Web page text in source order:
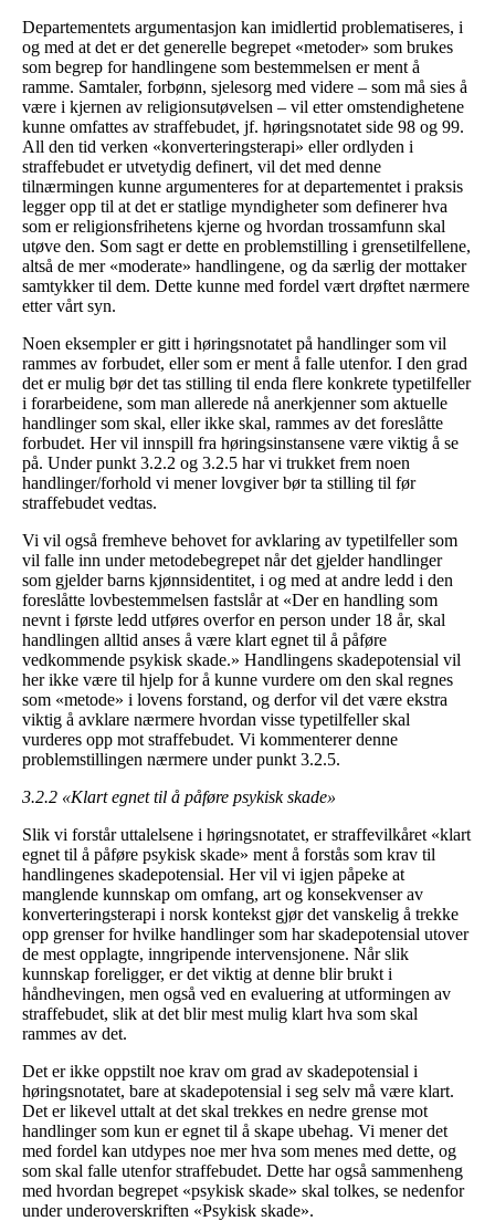
Departementets argumentasjon kan imidlertid problematiseres, i
og med at det er det generelle begrepet «metoder» som brukes
som begrep for handlingene som bestemmelsen er ment å
ramme. Samtaler, forbønn, sjelesorg med videre – som må sies å
være i kjernen av religionsutøvelsen – vil etter omstendighetene
kunne omfattes av straffebudet, jf. høringsnotatet side 98 og 99.
All den tid verken «konverteringsterapi» eller ordlyden i
straffebudet er utvetydig definert, vil det med denne
tilnærmingen kunne argumenteres for at departementet i praksis
legger opp til at det er statlige myndigheter som definerer hva
som er religionsfrihetens kjerne og hvordan trossamfunn skal
utøve den. Som sagt er dette en problemstilling i grensetilfellene,
altså de mer «moderate» handlingene, og da særlig der mottaker
samtykker til dem. Dette kunne med fordel vært drøftet nærmere
etter vårt syn.
Noen eksempler er gitt i høringsnotatet på handlinger som vil
rammes av forbudet, eller som er ment å falle utenfor. I den grad
det er mulig bør det tas stilling til enda flere konkrete typetilfeller
i forarbeidene, som man allerede nå anerkjenner som aktuelle
handlinger som skal, eller ikke skal, rammes av det foreslåtte
forbudet. Her vil innspill fra høringsinstansene være viktig å se
på. Under punkt 3.2.2 og 3.2.5 har vi trukket frem noen
handlinger/forhold vi mener lovgiver bør ta stilling til før
straffebudet vedtas.
Vi vil også fremheve behovet for avklaring av typetilfeller som
vil falle inn under metodebegrepet når det gjelder handlinger
som gjelder barns kjønnsidentitet, i og med at andre ledd i den
foreslåtte lovbestemmelsen fastslår at «Der en handling som
nevnt i første ledd utføres overfor en person under 18 år, skal
handlingen alltid anses å være klart egnet til å påføre
vedkommende psykisk skade.» Handlingens skadepotensial vil
her ikke være til hjelp for å kunne vurdere om den skal regnes
som «metode» i lovens forstand, og derfor vil det være ekstra
viktig å avklare nærmere hvordan visse typetilfeller skal
vurderes opp mot straffebudet. Vi kommenterer denne
problemstillingen nærmere under punkt 3.2.5.
3.2.2 «Klart egnet til å påføre psykisk skade»
Slik vi forstår uttalelsene i høringsnotatet, er straffevilkåret «klart
egnet til å påføre psykisk skade» ment å forstås som krav til
handlingenes skadepotensial. Her vil vi igjen påpeke at
manglende kunnskap om omfang, art og konsekvenser av
konverteringsterapi i norsk kontekst gjør det vanskelig å trekke
opp grenser for hvilke handlinger som har skadepotensial utover
de mest opplagte, inngripende intervensjonene. Når slik
kunnskap foreligger, er det viktig at denne blir brukt i
håndhevingen, men også ved en evaluering at utformingen av
straffebudet, slik at det blir mest mulig klart hva som skal
rammes av det.
Det er ikke oppstilt noe krav om grad av skadepotensial i
høringsnotatet, bare at skadepotensial i seg selv må være klart.
Det er likevel uttalt at det skal trekkes en nedre grense mot
handlinger som kun er egnet til å skape ubehag. Vi mener det
med fordel kan utdypes noe mer hva som menes med dette, og
som skal falle utenfor straffebudet. Dette har også sammenheng
med hvordan begrepet «psykisk skade» skal tolkes, se nedenfor
under underoverskriften «Psykisk skade».